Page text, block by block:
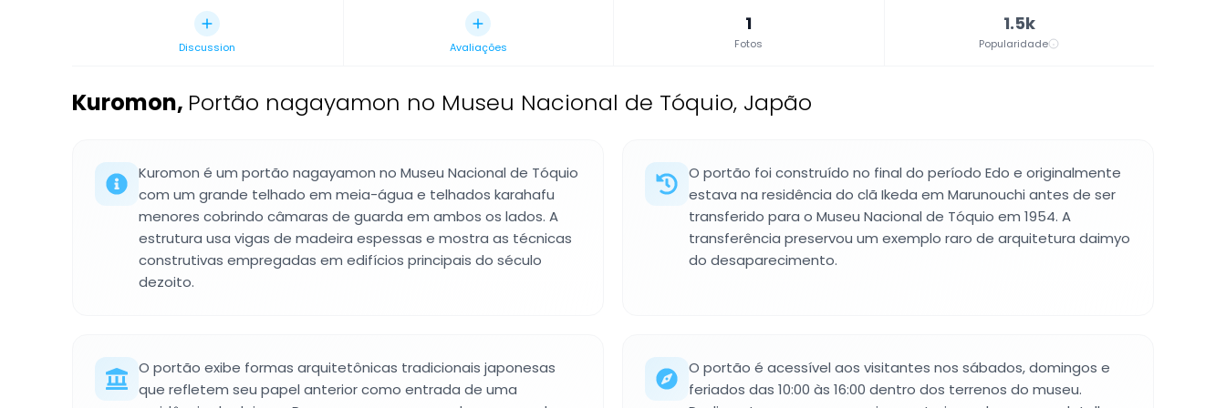
Discussion Avaliações
1
Fotos
1.5k
Popularidade
Kuromon, Portão nagayamon no Museu Nacional de Tóquio, Japão
Kuromon é um portão nagayamon no Museu Nacional de Tóquio
com um grande telhado em meia-água e telhados karahafu
menores cobrindo câmaras de guarda em ambos os lados. A
estrutura usa vigas de madeira espessas e mostra as técnicas
construtivas empregadas em edifícios principais do século
dezoito.
O portão foi construído no final do período Edo e originalmente
estava na residência do clã Ikeda em Marunouchi antes de ser
transferido para o Museu Nacional de Tóquio em 1954. A
transferência preservou um exemplo raro de arquitetura daimyo
do desaparecimento.
O portão exibe formas arquitetônicas tradicionais japonesas
que refletem seu papel anterior como entrada de uma
O portão é acessível aos visitantes nos sábados, domingos e
feriados das 10:00 às 16:00 dentro dos terrenos do museu.